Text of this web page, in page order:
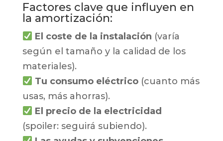
Factores clave que influyen en
la amortización:
El coste de la instalación (varía
según el tamaño y la calidad de los
materiales).
Tu consumo eléctrico (cuanto más
usas, más ahorras).
El precio de la electricidad
(spoiler: seguirá subiendo).